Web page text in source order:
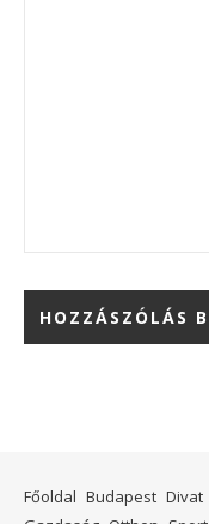
Főoldal Budapest Divat